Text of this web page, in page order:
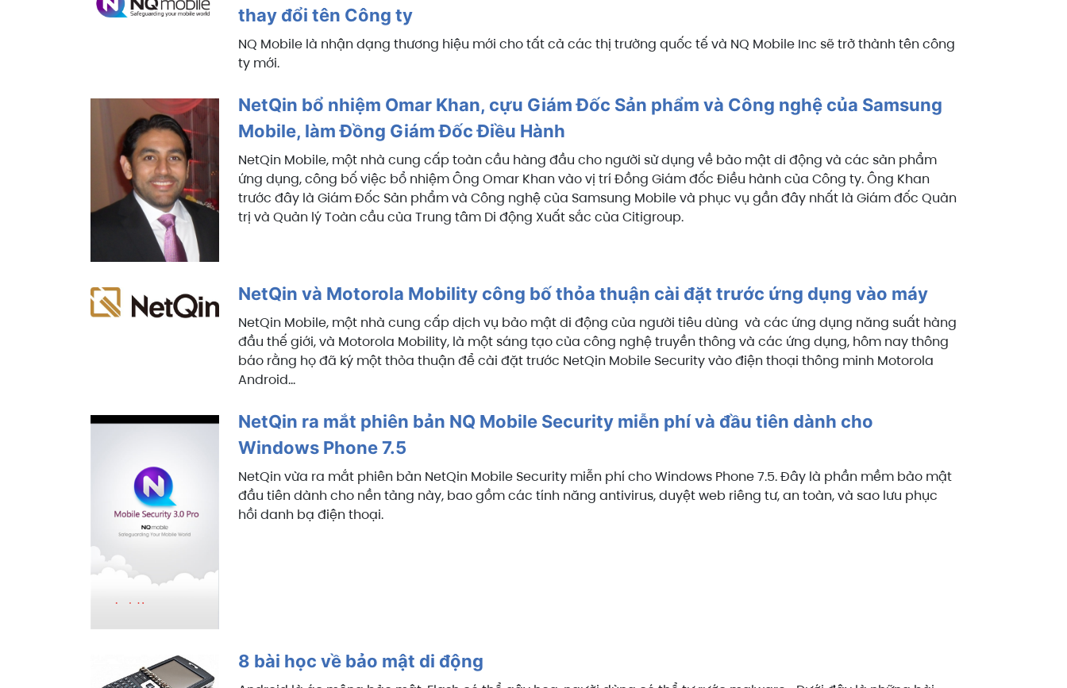
thay đổi tên Công ty
NQ Mobile là nhận dạng thương hiệu mới cho tất cả các thị trường quốc tế và NQ Mobile Inc sẽ trở thành tên công
ty mới.
NetQin bổ nhiệm Omar Khan, cựu Giám Đốc Sản phẩm và Công nghệ của Samsung
Mobile, làm Đồng Giám Đốc Điều Hành
NetQin Mobile, một nhà cung cấp toàn cầu hàng đầu cho người sử dụng về bảo mật di động và các sản phẩm
ứng dụng, công bố việc bổ nhiệm Ông Omar Khan vào vị trí Đồng Giám đốc Điều hành của Công ty. Ông Khan
trước đây là Giám Đốc Sản phẩm và Công nghệ của Samsung Mobile và phục vụ gần đây nhất là Giám đốc Quản
trị và Quản lý Toàn cầu của Trung tâm Di động Xuất sắc của Citigroup.
NetQin và Motorola Mobility công bố thỏa thuận cài đặt trước ứng dụng vào máy
NetQin Mobile, một nhà cung cấp dịch vụ bảo mật di động của người tiêu dùng và các ứng dụng năng suất hàng
đầu thế giới, và Motorola Mobility, là một sáng tạo của công nghệ truyền thông và các ứng dụng, hôm nay thông
báo rằng họ đã ký một thỏa thuận để cài đặt trước NetQin Mobile Security vào điện thoại thông minh Motorola
Android...
NetQin ra mắt phiên bản NQ Mobile Security miễn phí và đầu tiên dành cho
Windows Phone 7.5
NetQin vừa ra mắt phiên bản NetQin Mobile Security miễn phí cho Windows Phone 7.5. Đây là phần mềm bảo mật
đầu tiên dành cho nền tảng này, bao gồm các tính năng antivirus, duyệt web riêng tư, an toàn, và sao lưu phục
hồi danh bạ điện thoại.
8 bài học về bảo mật di động